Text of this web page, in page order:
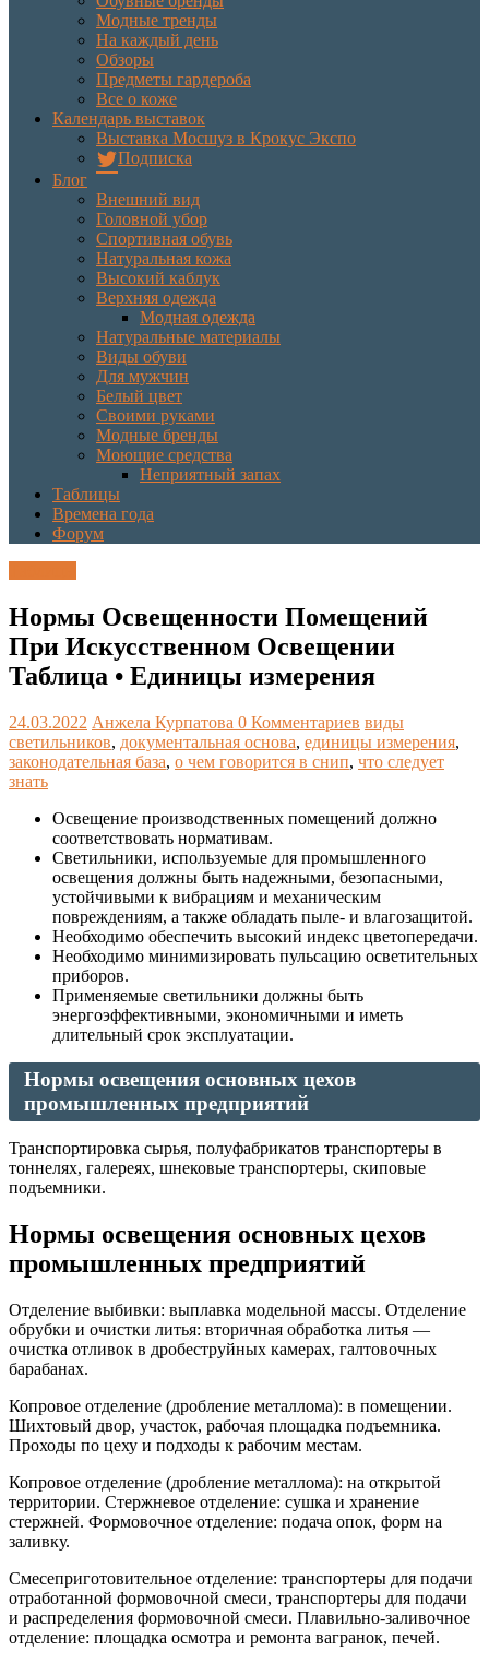
Модные тренды
На каждый день
Обзоры
Предметы гардероба
Все о коже
Календарь выставок
Выставка Мосшуз в Крокус Экспо
Подписка
Блог
Внешний вид
Головной убор
Спортивная обувь
Натуральная кожа
Высокий каблук
Верхняя одежда
Модная одежда
Натуральные материалы
Виды обуви
Для мужчин
Белый цвет
Своими руками
Модные бренды
Моющие средства
Неприятный запах
Таблицы
Времена года
Форум
Нормы Освещенности Помещений
При Искусственном Освещении
Таблица • Единицы измерения
24.03.2022 Анжела Курпатова 0 Комментариев виды
светильников, документальная основа, единицы измерения,
законодательная база, о чем говорится в снип, что следует
знать
Освещение производственных помещений должно
соответствовать нормативам.
Светильники, используемые для промышленного
освещения должны быть надежными, безопасными,
устойчивыми к вибрациям и механическим
повреждениям, а также обладать пыле- и влагозащитой.
Необходимо обеспечить высокий индекс цветопередачи.
Необходимо минимизировать пульсацию осветительных
приборов.
Применяемые светильники должны быть
энергоэффективными, экономичными и иметь
длительный срок эксплуатации.
Нормы освещения основных цехов
промышленных предприятий
Транспортировка сырья, полуфабрикатов транспортеры в
тоннелях, галереях, шнековые транспортеры, скиповые
подъемники.
Нормы освещения основных цехов
промышленных предприятий
Отделение выбивки: выплавка модельной массы. Отделение
обрубки и очистки литья: вторичная обработка литья —
очистка отливок в дробеструйных камерах, галтовочных
барабанах.
Копровое отделение (дробление металлома): в помещении.
Шихтовый двор, участок, рабочая площадка подъемника.
Проходы по цеху и подходы к рабочим местам.
Копровое отделение (дробление металлома): на открытой
территории. Стержневое отделение: сушка и хранение
стержней. Формовочное отделение: подача опок, форм на
заливку.
Смесеприготовительное отделение: транспортеры для подачи
отработанной формовочной смеси, транспортеры для подачи
и распределения формовочной смеси. Плавильно-заливочное
отделение: площадка осмотра и ремонта вагранок, печей.